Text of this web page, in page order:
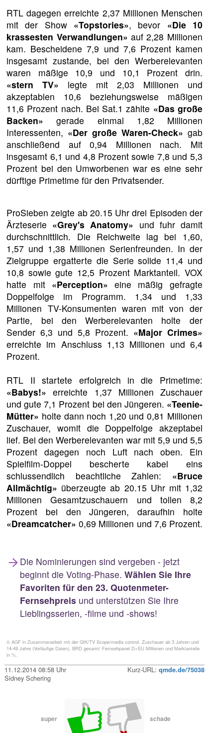
RTL dagegen erreichte 2,37 Millionen Menschen
mit der Show «Topstories», bevor «Die 10
krassesten Verwandlungen» auf 2,28 Millionen
kam. Bescheidene 7,9 und 7,6 Prozent kamen
insgesamt zustande, bei den Werberelevanten
waren mäßige 10,9 und 10,1 Prozent drin.
«stern TV» legte mit 2,03 Millionen und
akzeptablen 10,6 beziehungsweise mäßigen
11,6 Prozent nach. Bei Sat.1 zählte «Das große
Backen» gerade einmal 1,82 Millionen
Interessenten, «Der große Waren-Check» gab
anschließend auf 0,94 Millionen nach. Mit
insgesamt 6,1 und 4,8 Prozent sowie 7,8 und 5,3
Prozent bei den Umworbenen war es eine sehr
dürftige Primetime für den Privatsender.
ProSieben zeigte ab 20.15 Uhr drei Episoden der
Ärzteserie «Grey's Anatomy» und fuhr damit
durchschnittlich. Die Reichweite lag bei 1,60,
1,57 und 1,38 Millionen Serienfreunden. In der
Zielgruppe ergatterte die Serie solide 11,4 und
10,8 sowie gute 12,5 Prozent Marktanteil. VOX
hatte mit «Perception» eine mäßig gefragte
Doppelfolge im Programm. 1,34 und 1,33
Millionen TV-Konsumenten waren mit von der
Partie, bei den Werberelevanten holte der
Sender 6,3 und 5,8 Prozent. «Major Crimes»
erreichte im Anschluss 1,13 Millionen und 6,4
Prozent.
RTL II startete erfolgreich in die Primetime:
«Babys!» erreichte 1,37 Millionen Zuschauer
und gute 7,1 Prozent bei den Jüngeren. «Teenie-
Mütter» holte dann noch 1,20 und 0,81 Millionen
Zuschauer, womit die Doppelfolge akzeptabel
lief. Bei den Werberelevanten war mit 5,9 und 5,5
Prozent dagegen noch Luft nach oben. Ein
Spielfilm-Doppel bescherte kabel eins
schlussendlich beachtliche Zahlen: «Bruce
Allmächtig» überzeugte ab 20.15 Uhr mit 1,32
Millionen Gesamtzuschauern und tollen 8,2
Prozent bei den Jüngeren, daraufhin holte
«Dreamcatcher» 0,69 Millionen und 7,6 Prozent.
Die Nominierungen sind vergeben - jetzt
beginnt die Voting-Phase. Wählen Sie Ihre
Favoriten für den 23. Quotenmeter-
Fernsehpreis und unterstützen Sie Ihre
Lieblingsserien, -filme und -shows!
© AGF in Zusammenarbeit mit der GfK/TV Scope/media control. Zuschauer ab 3 Jahren und
14-49 Jahre (Vorläufige Daten), BRD gesamt/ Fernsehpanel D+EU Millionen und Marktanteile
in %.
11.12.2014 08:58 Uhr Kurz-URL: qmde.de/75038
Sidney Schering
super schade